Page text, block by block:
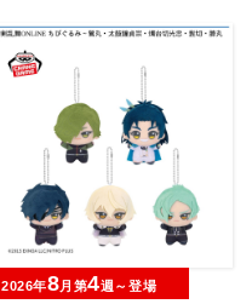
2026年8月第4週～登場